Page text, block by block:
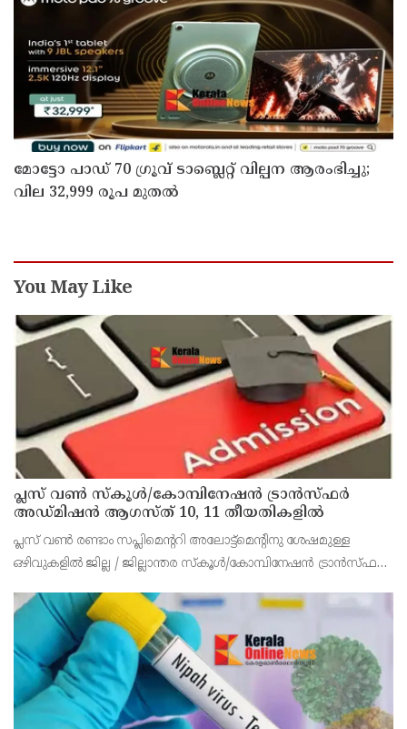
മോട്ടോ പാഡ് 70 ഗ്രൂവ് ടാബ്ലെറ്റ് വില്പന ആരംഭിച്ചു;
വില 32,999 രൂപ മുതൽ
You May Like
പ്ലസ് വൺ സ്‌കൂൾ/കോമ്പിനേഷൻ ട്രാൻസ്ഫർ
അഡ്മിഷൻ ആഗസ്ത് 10, 11 തീയതികളിൽ
പ്ലസ് വൺ രണ്ടാം സപ്ലിമെന്ററി അലോട്ട്‌മെന്റിനു ശേഷമുള്ള
ഒഴിവുകളിൽ ജില്ല / ജില്ലാന്തര സ്‌കൂൾ/കോമ്പിനേഷൻ ട്രാൻസ്ഫർ
വൈകിട്ട് 4 മണി വരെ നൽകിയിരുന്നു